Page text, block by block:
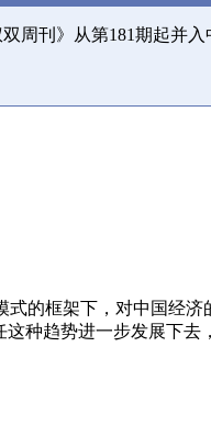
周刊》从第181期起并入
式的框架下，对中国经
种趋势进一步发展下去